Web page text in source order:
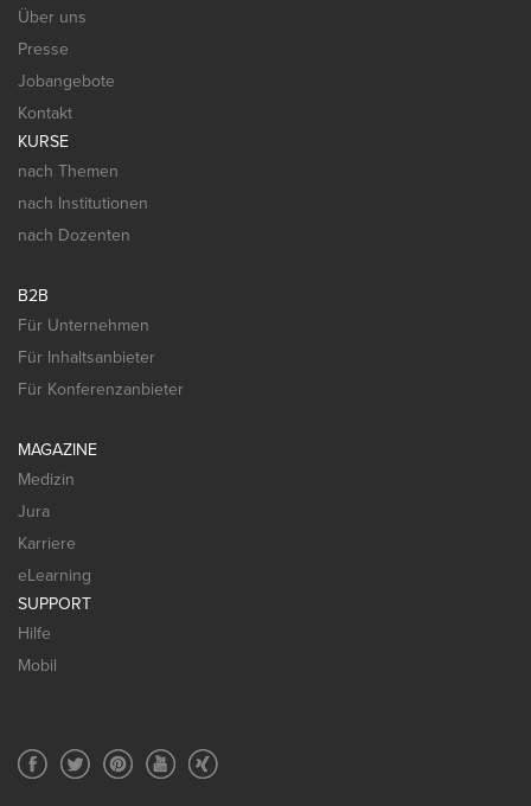
Über uns
Presse
Jobangebote
Kontakt
KURSE
nach Themen
nach Institutionen
nach Dozenten
B2B
Für Unternehmen
Für Inhaltsanbieter
Für Konferenzanbieter
MAGAZINE
Medizin
Jura
Karriere
eLearning
SUPPORT
Hilfe
Mobil